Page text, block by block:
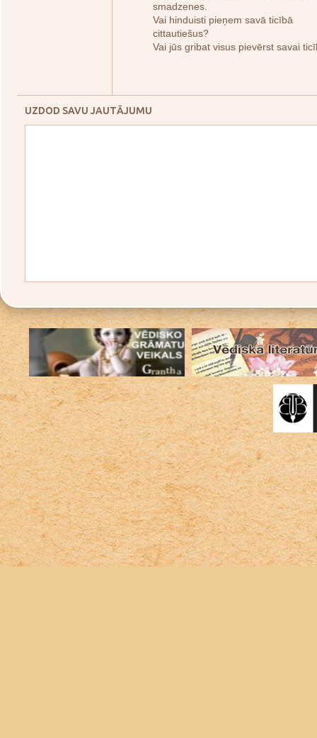
smadzenes.
Vai hinduisti pieņem savā ticībā
cittautiešus?
Vai jūs gribat visus pievērst savai
UZDOD SAVU JAUTĀJUMU